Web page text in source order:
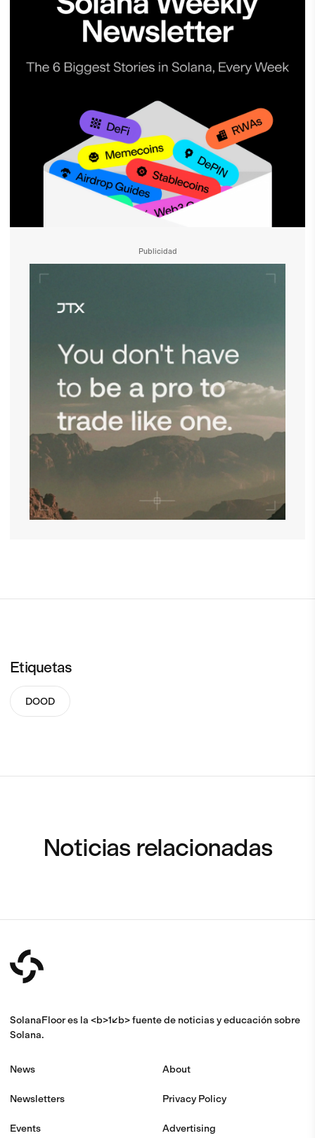
Publicidad
Etiquetas
DOOD
Noticias relacionadas
SolanaFloor es la <b>1</b> fuente de noticias y educación sobre
Solana.
News
Newsletters
Events
About
Privacy Policy
Advertising